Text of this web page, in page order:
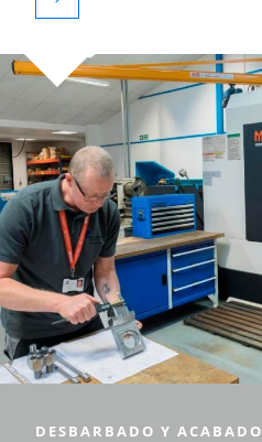
DESBARBADO Y ACABADO